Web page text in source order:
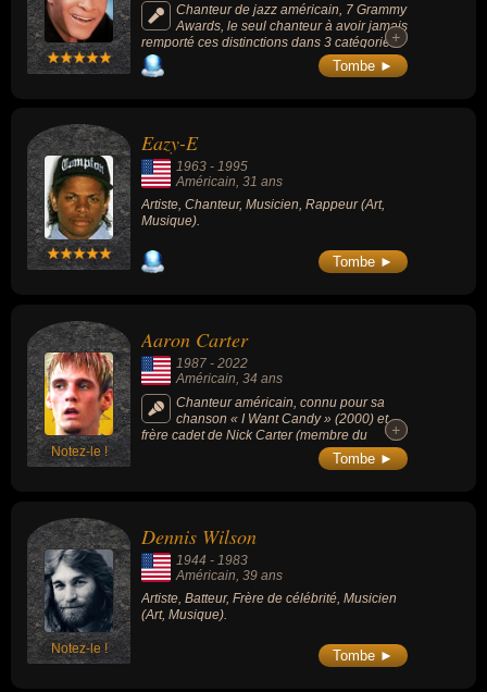
Chanteur de jazz américain, 7 Grammy
Awards, le seul chanteur à avoir jamais
remporté ces distinctions dans 3 catégories
différentes (jazz, pop et R&B) qui plus est au
cours de 4 décennies différentes (des
+
+
Tombe ►
Eazy-E
1963 - 1995
Américain, 31 ans
Artiste, Chanteur, Musicien, Rappeur (Art,
Musique).
Tombe ►
Notez-le !
Aaron Carter
1987 - 2022
Américain, 34 ans
Chanteur américain, connu pour sa
chanson « I Want Candy » (2000) et
frère cadet de Nick Carter (membre du
+
+
Tombe ►
Notez-le !
Dennis Wilson
1944 - 1983
Américain , 39 ans
Artiste, Batteur, Frère de célébrité, Musicien
(Art, Musique).
Tombe ►